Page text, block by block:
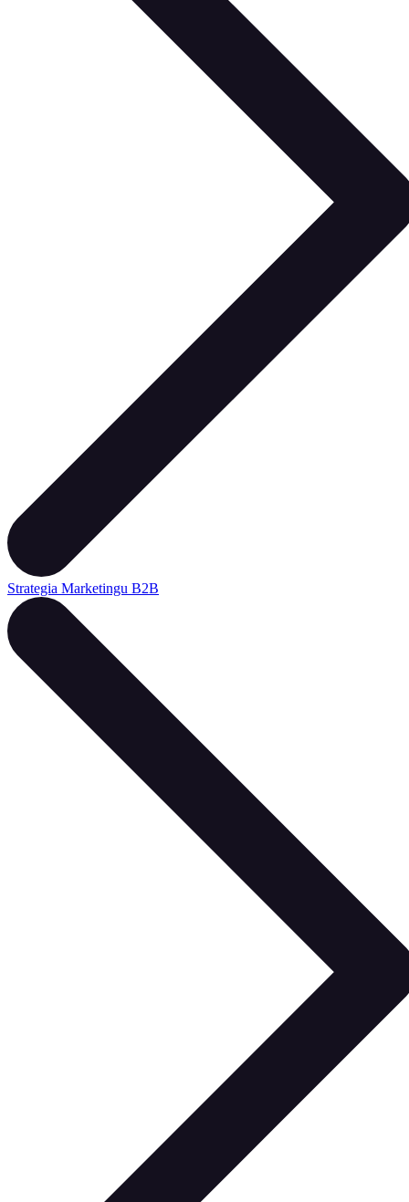
Strategia Marketingu B2B